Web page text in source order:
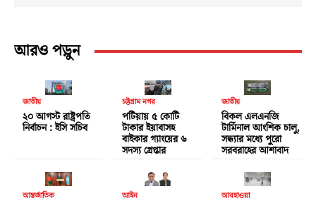
আরও পড়ুন
জাতীয়
২০ আগস্ট রাষ্ট্রপতি
নির্বাচন : ইসি সচিব
চট্টগ্রাম নগর
পটিয়ায় ৫ কোটি
টাকার ইয়াবাসহ
বাইকার গ্যাংয়ের ৬
সদস্য গ্রেপ্তার
জাতীয়
বিকল এলএনজি
টার্মিনাল আংশিক চালু,
সন্ধ্যার মধ্যে পুরো
সরবরাহের আশাবাদ
আন্তর্জাতিক আইন আবহাওয়া